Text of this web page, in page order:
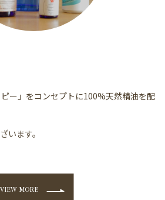
ピー」をコンセプトに100%天然精油を配
います。
VIEW MORE